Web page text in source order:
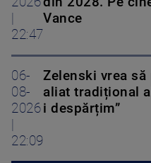
22:47
Vance
06-
08-
2026
22:09
Zelenski vrea
aliat tradițional
i despărțim”